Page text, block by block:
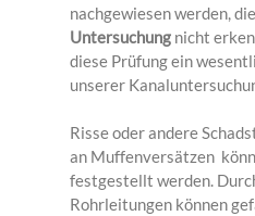
nachgewiesen werden,
Untersuchung nicht
diese Prüfung ein
unserer
Risse oder andere
an Muffenversätzen
festgestellt werden.
Rohrleitungen können